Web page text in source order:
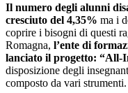
Il numero degli alunni
cresciuto del 4,35% ma i
coprire i bisogni di questi
Romagna, l’ente di
lanciato il progetto: “All-
disposizione degli
composto da vari strumenti.